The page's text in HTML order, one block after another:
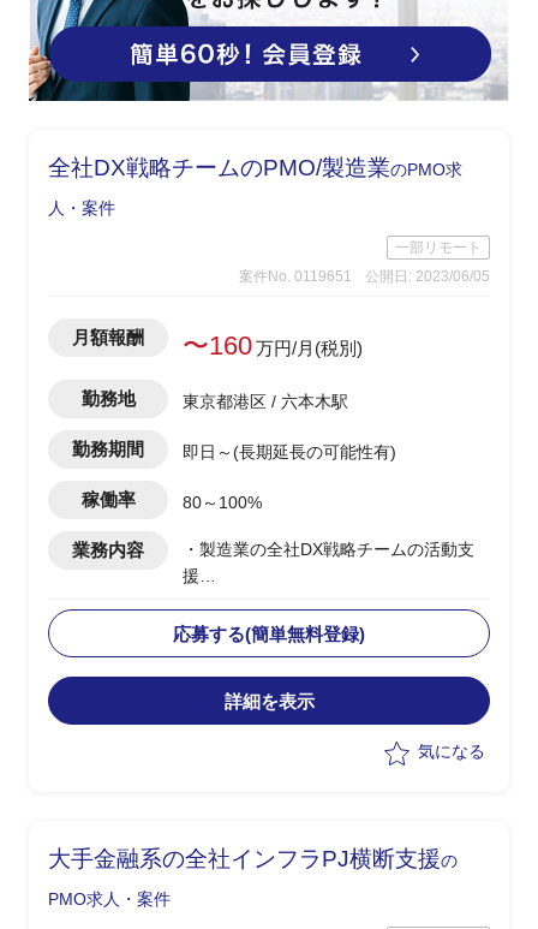
全社DX戦略チームのPMO/製造業のPMO求
人・案件
一部リモート
案件No. 0119651
公開日: 2023/06/05
月額報酬 〜160万円/月(税別)
勤務地 東京都港区 / 六本木駅
勤務期間 即日～(長期延長の可能性有)
稼働率 80～100%
業務内容
・製造業の全社DX戦略チームの活動支
援
を実施予定
-DX関連の施策を整理し、実現に向け
たプランニング実施
-全社的なDXの取組施策を整理検討、
-事業戦略とDXテーマの紐づけや見直
ードマップ作り
応募する(簡単無料登録)
詳細を表示
気になる
大手金融系の全社インフラPJ横断支援の
PMO求人・案件